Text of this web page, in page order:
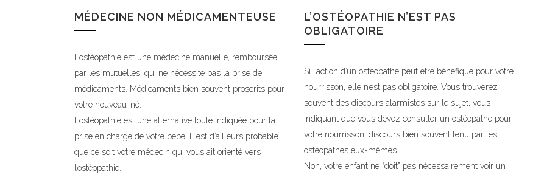
MÉDECINE NON MÉDICAMENTEUSE
L’ostéopathie est une médecine manuelle, remboursée
par les mutuelles, qui ne nécessite pas la prise de
médicaments. Médicaments bien souvent proscrits pour
votre nouveau-né.
L’ostéopathie est une alternative toute indiquée pour la
prise en charge de votre bébé. Il est d’ailleurs probable
que ce soit votre médecin qui vous ait orienté vers
l’ostéopathie.
L’OSTÉOPATHIE N’EST PAS
OBLIGATOIRE
Si l’action d’un ostéopathe peut être bénéfique pour votre
nourrisson, elle n’est pas obligatoire. Vous trouverez
souvent des discours alarmistes sur le sujet, vous
indiquant que vous devez consulter un ostéopathe pour
votre nourrisson, discours bien souvent tenu par les
ostéopathes eux-mêmes.
Non, votre enfant ne “doit” pas nécessairement voir un